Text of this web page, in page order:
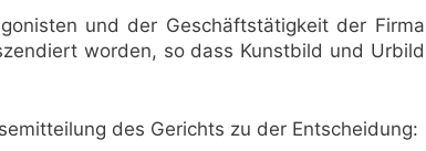
und der Geschäftstätigkeit der Firma
worden, so dass Kunstbild und Urbild
des Gerichts zu der Entscheidung: